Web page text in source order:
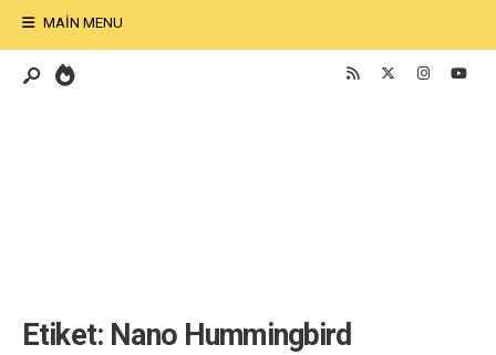
MAIN MENU
Etiket: Nano Hummingbird